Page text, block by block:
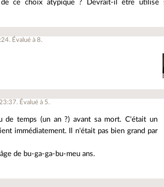
ce choix atypique ? Devrait-il être utilisé
. Évalué à8.
. Évalué à 5.
de temps (un an ?) avant sa mort. C'était un
immédiatement. Il n'était pas bien grand par
de bu-ga-ga-bu-meu ans.